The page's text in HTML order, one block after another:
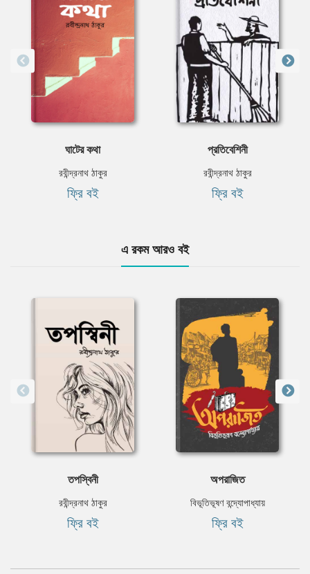
ঘাটের কথা
রবীন্দ্রনাথ ঠাকুর
ফ্রি বই
প্রতিবেশিনী
রবীন্দ্রনাথ ঠাকুর
ফ্রি বই
এ রকম আরও বই
তপস্বিনী
রবীন্দ্রনাথ ঠাকুর
ফ্রি বই
অপরাজিত
বিভূতিভূষণ বন্দ্যোপাধ্যায়
ফ্রি বই